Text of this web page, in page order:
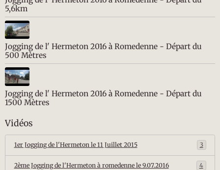
5,6km
Jogging de l' Hermeton 2016 à Romedenne - Départ du
500 Mètres
Jogging de l' Hermeton 2016 à Romedenne - Départ du
1500 Mètres
Vidéos
1er Jogging de l'Hermeton le 11 Juillet 2015 3
2ème Jogging de l'Hermeton à romedenne le 9.07.2016 4